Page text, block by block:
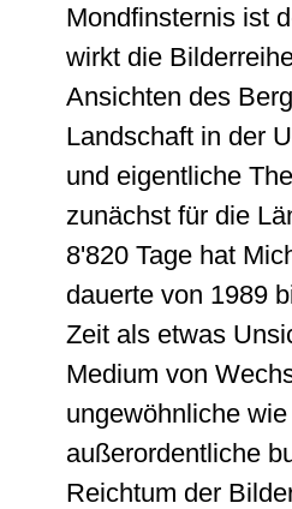
Mondfinsternis ist
wirkt die
Ansichten des
Landschaft in der
und eigentliche
zunächst für die
8'820 Tage hat
dauerte von 1989
Zeit als etwas
Medium von
ungewöhnliche
außerordentliche
Reichtum der